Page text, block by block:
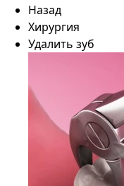
Назад
Хирургия
Удалить зуб